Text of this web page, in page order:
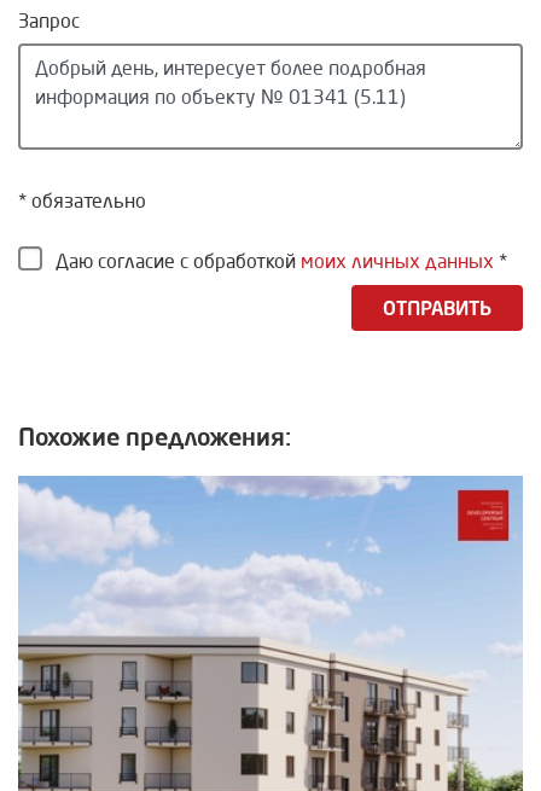
Запрос
* обязательно
Даю согласие с обработкой моих личных данных *
ОТПРАВИТЬ
Похожие предложения: